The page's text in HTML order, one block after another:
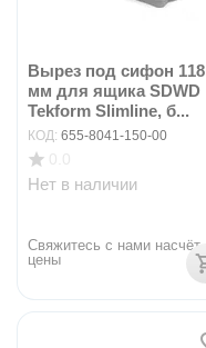
Вырез под сифон 118
мм для ящика SDWD
Tekform Slimline, б...
КОД: 655-8041-150-00
Нет в наличии
Свяжитесь с нами насчёт
цены